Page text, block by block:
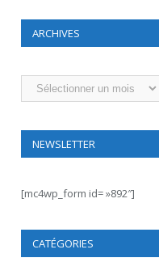
ARCHIVES
Archives
NEWSLETTER
[mc4wp_form id= »892″]
CATÉGORIES